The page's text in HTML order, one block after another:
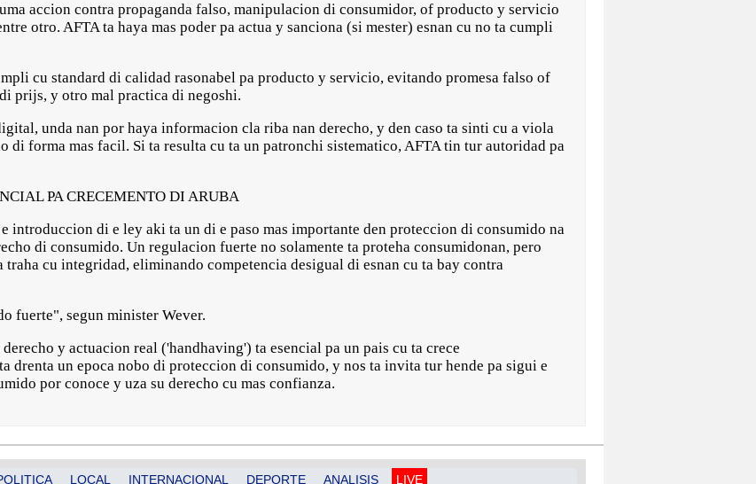
accion contra propaganda falso, manipulacion di consumidor, of producto y servicio
otro. AFTA ta haya mas poder pa actua y sanciona (si mester) esnan cu no ta cumpli
cu standard di calidad rasonabel pa producto y servicio, evitando promesa falso of
prijs, y otro mal practica di negoshi.
unda nan por haya informacion cla riba nan derecho, y den caso ta sinti cu a viola
di forma mas facil. Si ta resulta cu ta un patronchi sistematico, AFTA tin tur autoridad pa
PA CRECEMENTO DI ARUBA
introduccion di e ley aki ta un di e paso mas importante den proteccion di consumido na
di consumido. Un regulacion fuerte no solamente ta proteha consumidonan, pero
traha cu integridad, eliminando competencia desigual di esnan cu ta bay contra
fuerte", segun minister Wever.
y actuacion real ('handhaving') ta esencial pa un pais cu ta crece
drenta un epoca nobo di proteccion di consumido, y nos ta invita tur hende pa sigui e
por conoce y uza su derecho cu mas confianza.
LOCAL INTERNACIONAL DEPORTE ANALISIS LIVE